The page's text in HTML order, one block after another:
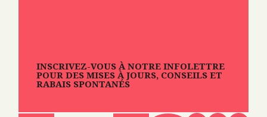
INSCRIVEZ-VOUS À NOTRE INFOLETTRE
POUR DES MISES À JOURS, CONSEILS ET
RABAIS SPONTANÉS